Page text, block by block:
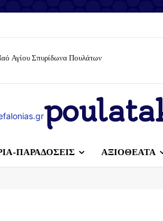
Αγίου Σπυρίδωνα Πουλάτων
ΠΑΡΑΔΟΣΕΙΣ ΑΞΙΟΘΕΑΤΑ